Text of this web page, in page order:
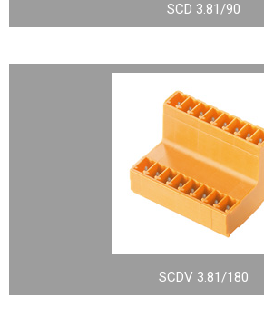
SCD 3.81/90
SCDV 3.81/180